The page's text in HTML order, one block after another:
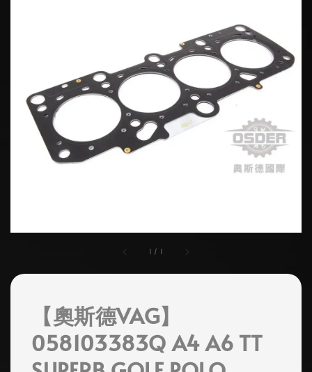
1 / 1
【奧斯德VAG】
058103383Q A4 A6 TT